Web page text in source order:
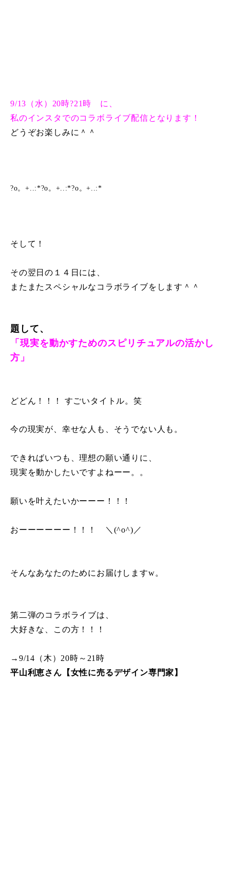
9/13（水）20時?21時 に、
私のインスタでのコラボライブ配信となります！
どうぞお楽しみに＾＾
?o。+..:*?o。+..:*?o。+..:*
そして！
その翌日の１４日には、
またまたスペシャルなコラボライブをします＾＾
題して、
「現実を動かすためのスピリチュアルの活かし
方」
どどん！！！ すごいタイトル。笑
今の現実が、幸せな人も、そうでない人も。
できればいつも、理想の願い通りに、
現実を動かしたいですよねーー。。
願いを叶えたいかーーー！！！
おーーーーーー！！！ ＼(^o^)／
そんなあなたのためにお届けしますw。
第二弾のコラボライブは、
大好きな、この方！！！
→9/14（木）20時～21時
平山利恵さん【女性に売るデザイン専門家】